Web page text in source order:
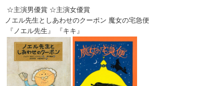
☆主演男優賞 ☆主演女優賞
ノエル先生としあわせのクーポン 魔女の宅急便
『ノエル先生』 『キキ』